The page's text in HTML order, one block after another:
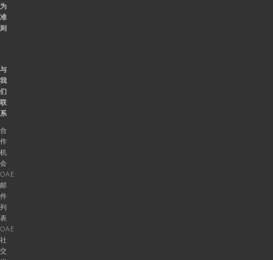
为
准
则
与
我
们
联
系
合
作
机
会
OAE
邮
件
列
表
OAE
社
交